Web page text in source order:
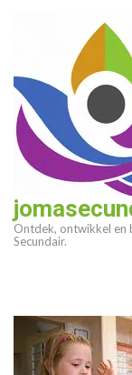
(druk
enter)
Ontdek, ontwikkel en
Secundair.